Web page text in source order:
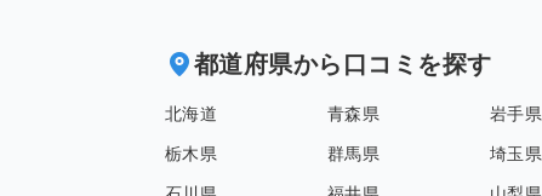
都道府県から口コミを探す
北海道 青森県 岩手県
栃木県 群馬県 埼玉県